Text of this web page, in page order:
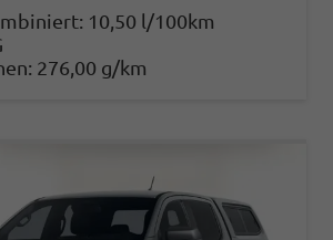
10,50 l/100km
276,00 g/km